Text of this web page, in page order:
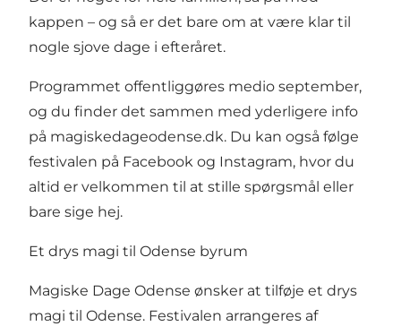
kappen – og så er det bare om at være klar til
nogle sjove dage i efteråret.
Programmet offentliggøres medio september,
og du finder det sammen med yderligere info
på magiskedageodense.dk. Du kan også følge
festivalen på Facebook og Instagram, hvor du
altid er velkommen til at stille spørgsmål eller
bare sige hej.
Et drys magi til Odense byrum
Magiske Dage Odense ønsker at tilføje et drys
magi til Odense. Festivalen arrangeres af